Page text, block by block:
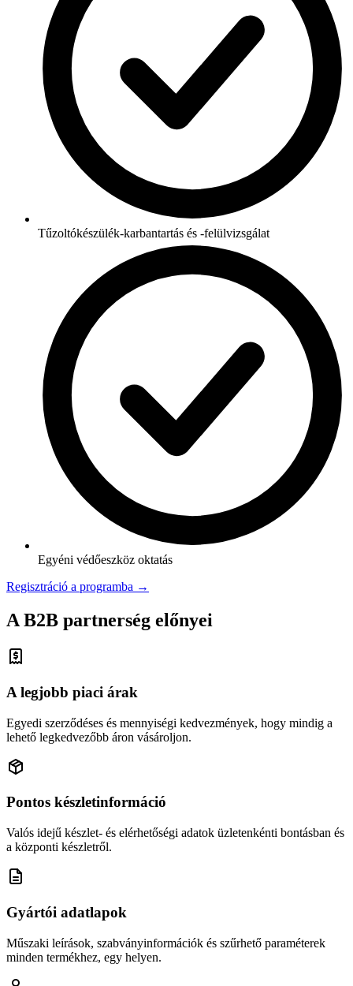
Tűzoltókészülék-karbantartás és -felülvizsgálat
Egyéni védőeszköz oktatás
Regisztráció a programba →
A B2B partnerség előnyei
A legjobb piaci árak
Egyedi szerződéses és mennyiségi kedvezmények, hogy mindig a
lehető legkedvezőbb áron vásároljon.
Pontos készletinformáció
Valós idejű készlet- és elérhetőségi adatok üzletenkénti bontásban és
a központi készletről.
Gyártói adatlapok
Műszaki leírások, szabványinformációk és szűrhető paraméterek
minden termékhez, egy helyen.